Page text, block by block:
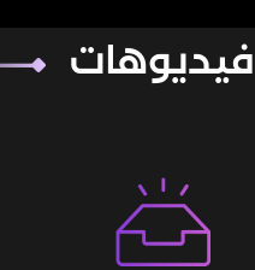
فيديوهات